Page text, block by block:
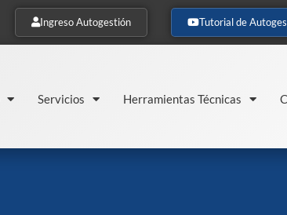
Ingreso Autogestión Tutorial de
Servicios Herramientas Técnicas